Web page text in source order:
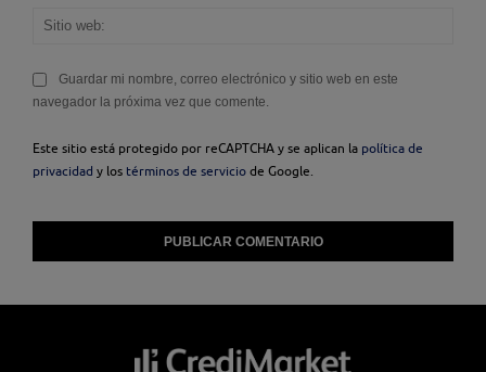
Guardar mi nombre, correo electrónico y sitio web en este
navegador la próxima vez que comente.
Este sitio está protegido por reCAPTCHA y se aplican la política de
privacidad y los términos de servicio de Google.